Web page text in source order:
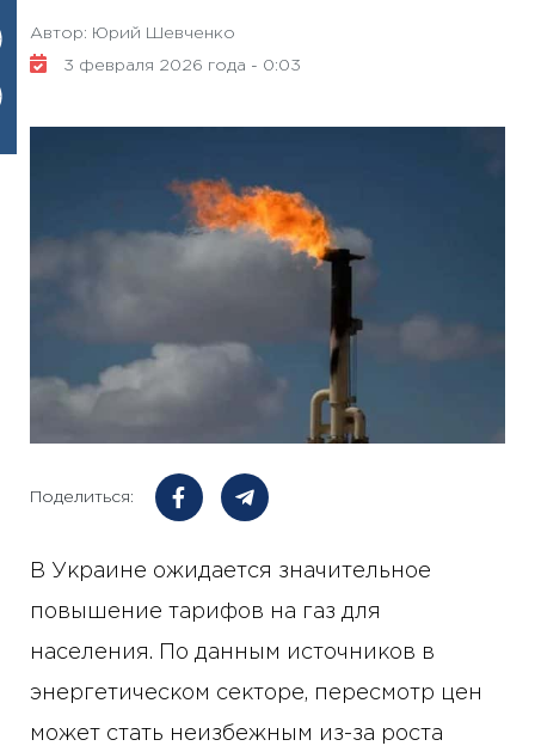
Автор: Юрий Шевченко
3 февраля 2026 года - 0:03
Поделиться:
В Украине ожидается значительное
повышение тарифов на газ для
населения. По данным источников в
энергетическом секторе, пересмотр цен
может стать неизбежным из-за роста